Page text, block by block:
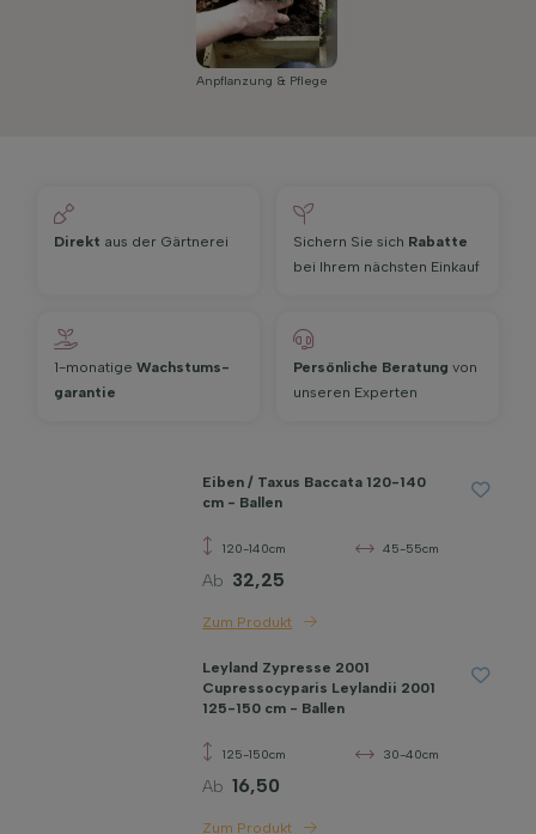
Anpflanzung & Pflege
Direkt aus der Gärtnerei Sichern Sie sich Rabatte
bei Ihrem nächsten Einkauf
1-monatige Wachstums­
garantie
Persönliche Beratung von
unseren Experten
Eiben / Taxus Baccata 120-140
cm - Ballen
120-140cm 45-55cm
Ab 32,25
Zum Produkt
Leyland Zypresse 2001
Cupressocyparis Leylandii 2001
125-150 cm - Ballen
125-150cm 30-40cm
Ab 16,50
Zum Produkt